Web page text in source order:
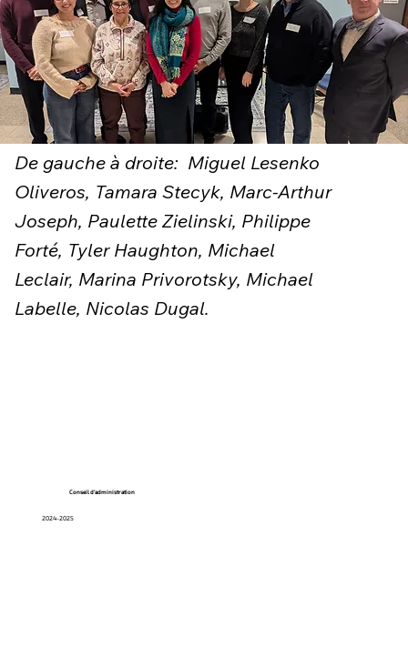
De gauche à droite: Miguel Lesenko
Oliveros, Tamara Stecyk, Marc-Arthur
Joseph, Paulette Zielinski, Philippe
Forté, Tyler Haughton, Michael
Leclair, Marina Privorotsky, Michael
Labelle, Nicolas Dugal.
Conseil d'administration
2024-2025